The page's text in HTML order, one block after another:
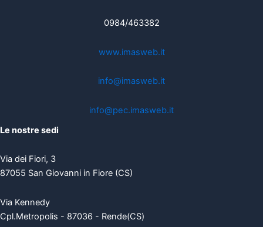
0984/463382
www.imasweb.it
info@imasweb.it
info@pec.imasweb.it
Le nostre sedi
Via dei Fiori, 3
87055 San Giovanni in Fiore (CS)
Via Kennedy
Cpl.Metropolis - 87036 - Rende(CS)